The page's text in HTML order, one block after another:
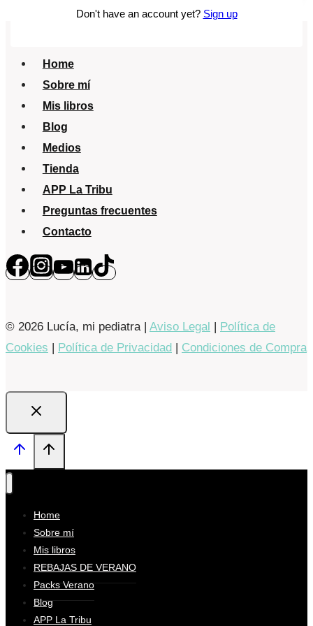
Toledo
Home
Sobre mí
Mis libros
Blog
Medios
Tienda
APP La Tribu
Preguntas frecuentes
Contacto
© 2026 Lucía, mi pediatra | Aviso Legal | Política de
Cookies | Política de Privacidad | Condiciones de Compra
Don't have an account yet? Sign up
Home
Sobre mí
Mis libros
REBAJAS DE VERANO
Packs Verano
Blog
APP La Tribu